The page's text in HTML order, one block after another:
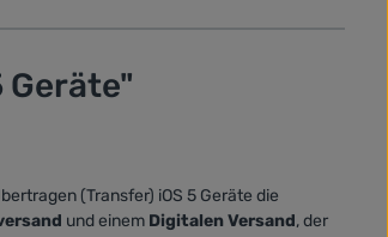
Geräte"
(Transfer) iOS 5 Geräte die
und einem Digitalen Versand, der